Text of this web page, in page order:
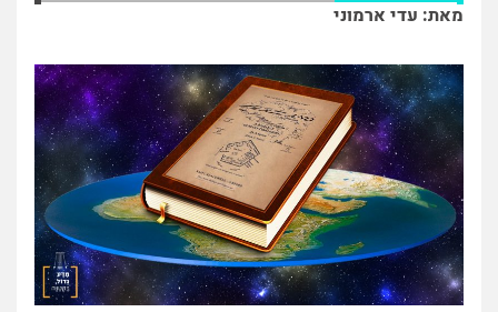
מאת: עדי ארמוני